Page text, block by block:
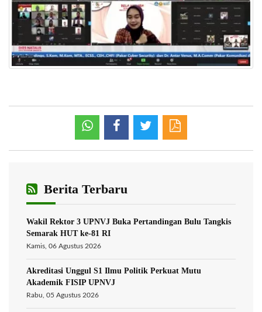
Berita Terbaru
Wakil Rektor 3 UPNVJ Buka Pertandingan Bulu Tangkis
Semarak HUT ke-81 RI
Kamis, 06 Agustus 2026
Akreditasi Unggul S1 Ilmu Politik Perkuat Mutu
Akademik FISIP UPNVJ
Rabu, 05 Agustus 2026